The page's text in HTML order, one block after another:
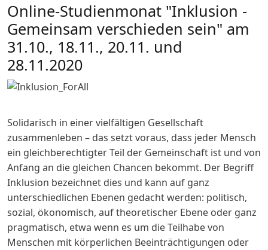
Online-Studienmonat "Inklusion -
Gemeinsam verschieden sein" am
31.10., 18.11., 20.11. und
28.11.2020
Solidarisch in einer vielfältigen Gesellschaft
zusammenleben – das setzt voraus, dass jeder Mensch
ein gleichberechtigter Teil der Gemeinschaft ist und von
Anfang an die gleichen Chancen bekommt. Der Begriff
Inklusion bezeichnet dies und kann auf ganz
unterschiedlichen Ebenen gedacht werden: politisch,
sozial, ökonomisch, auf theoretischer Ebene oder ganz
pragmatisch, etwa wenn es um die Teilhabe von
Menschen mit körperlichen Beeinträchtigungen oder